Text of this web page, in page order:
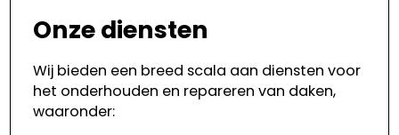
Onze diensten
Wij bieden een breed scala aan diensten voor
het onderhouden en repareren van daken,
waaronder: